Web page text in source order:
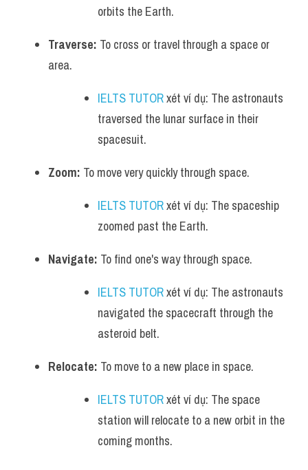
orbits the Earth.
Traverse: To cross or travel through a space or
area.
IELTS TUTOR xét ví dụ: The astronauts
traversed the lunar surface in their
spacesuit.
Zoom: To move very quickly through space.
IELTS TUTOR xét ví dụ: The spaceship
zoomed past the Earth.
Navigate: To find one's way through space.
IELTS TUTOR xét ví dụ: The astronauts
navigated the spacecraft through the
asteroid belt.
Relocate: To move to a new place in space.
IELTS TUTOR xét ví dụ: The space
station will relocate to a new orbit in the
coming months.